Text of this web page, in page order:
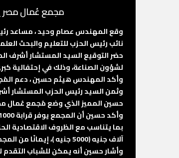
مجمع عُمال مصر
وقع المهندس عصام وحيد ، مساعد
نائب رئيس الحزب للتعليم والبحث
حضر التوقيع السيد المستشار
لشؤون الصناعة، وذلك في إحتفالية
وأكد المهندس هيثم حسين ، دعم
وثمن السيد رئيس الحزب المستشار
حسين المميز الذي وضع مُجمع عُمال
بما يتناسب مع الظروف الاقتصادية
آلاف جنيه (5000 جنيه )، إيمانًا من المجمع بدور التعليم الفني وقيمته في السوق الصناعي.
وأشار حسين أنه يمكن للشباب التقدم